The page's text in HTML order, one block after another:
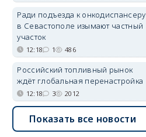
Ради подъезда к онкодиспансеру
в Севастополе изымают частный
участок
12:18 1 486
Российский топливный рынок
ждёт глобальная перенастройка
12:18 3 2012
Показать все новости